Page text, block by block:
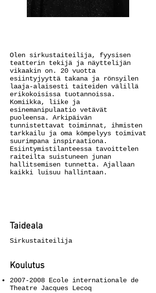
Olen sirkustaiteilija, fyysisen
teatterin tekijä ja näyttelijän
vikaakin on. 20 vuotta
esiintyjyyttä takana ja rönsyilen
laaja-alaisesti taiteiden välillä
erikokoisissa tuotannoissa.
Komiikka, liike ja
esinemanipulaatio vetävät
puoleensa. Arkipäivän
tunnistettavat toiminnat, ihmisten
tarkkailu ja oma kömpelyys toimivat
suurimpana inspiraationa.
Esiintymistilanteessa tavoittelen
raiteilta suistuneen junan
hallitsemisen tunnetta. Ajallaan
kaikki luisuu hallintaan.
Taideala
Sirkustaiteilija
Koulutus
2007-2008 Ecole internationale de
Theatre Jacques Lecoq